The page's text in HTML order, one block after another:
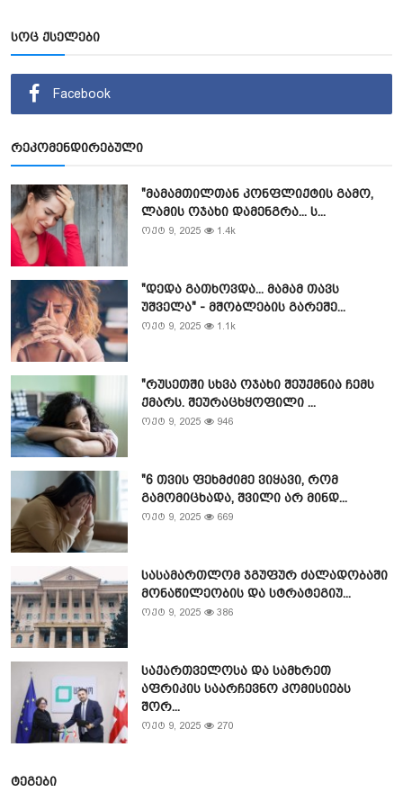
სოც ქსელები
Facebook
რეკომენდირებული
"მამამთილთან კონფლიქტის გამო,
ლამის ოჯახი დამენგრა... ს...
ოქტ 9, 2025 1.4k
"დედა გათხოვდა... მამამ თავს
უშველა" - მშობლების გარეშე...
ოქტ 9, 2025 1.1k
"რუსეთში სხვა ოჯახი შეუქმნია ჩემს
ქმარს. შეურაცხყოფილი ...
ოქტ 9, 2025 946
"6 თვის ფეხმძიმე ვიყავი, რომ
გამომიცხადა, შვილი არ მინდ...
ოქტ 9, 2025 669
სასამართლომ ჯგუფურ ძალადობაში
მონაწილეობის და სტრატეგიუ...
ოქტ 9, 2025 386
საქართველოსა და სამხრეთ
აფრიკის საარჩევნო კომისიებს
შორ...
ოქტ 9, 2025 270
ტეგები